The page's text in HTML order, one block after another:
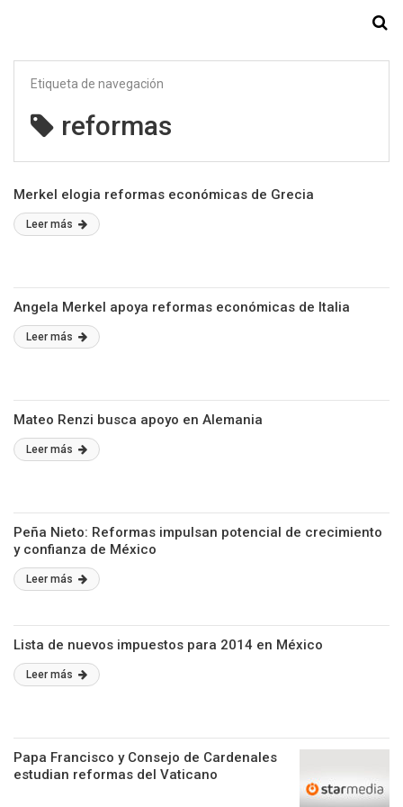
Etiqueta de navegación
reformas
Merkel elogia reformas económicas de Grecia
Leer más
Angela Merkel apoya reformas económicas de Italia
Leer más
Mateo Renzi busca apoyo en Alemania
Leer más
Peña Nieto: Reformas impulsan potencial de crecimiento
y confianza de México
Leer más
Lista de nuevos impuestos para 2014 en México
Leer más
Papa Francisco y Consejo de Cardenales
estudian reformas del Vaticano